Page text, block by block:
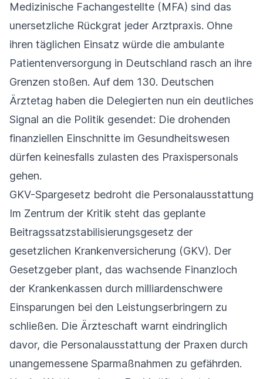
Medizinische Fachangestellte (MFA) sind das
unersetzliche Rückgrat jeder Arztpraxis. Ohne
ihren täglichen Einsatz würde die ambulante
Patientenversorgung in Deutschland rasch an ihre
Grenzen stoßen. Auf dem 130. Deutschen
Ärztetag haben die Delegierten nun ein deutliches
Signal an die Politik gesendet: Die drohenden
finanziellen Einschnitte im Gesundheitswesen
dürfen keinesfalls zulasten des Praxispersonals
gehen.
GKV-Spargesetz bedroht die Personalausstattung
Im Zentrum der Kritik steht das geplante
Beitragssatzstabilisierungsgesetz der
gesetzlichen Krankenversicherung (GKV). Der
Gesetzgeber plant, das wachsende Finanzloch
der Krankenkassen durch milliardenschwere
Einsparungen bei den Leistungserbringern zu
schließen. Die Ärzteschaft warnt eindringlich
davor, die Personalausstattung der Praxen durch
unangemessene Sparmaßnahmen zu gefährden.